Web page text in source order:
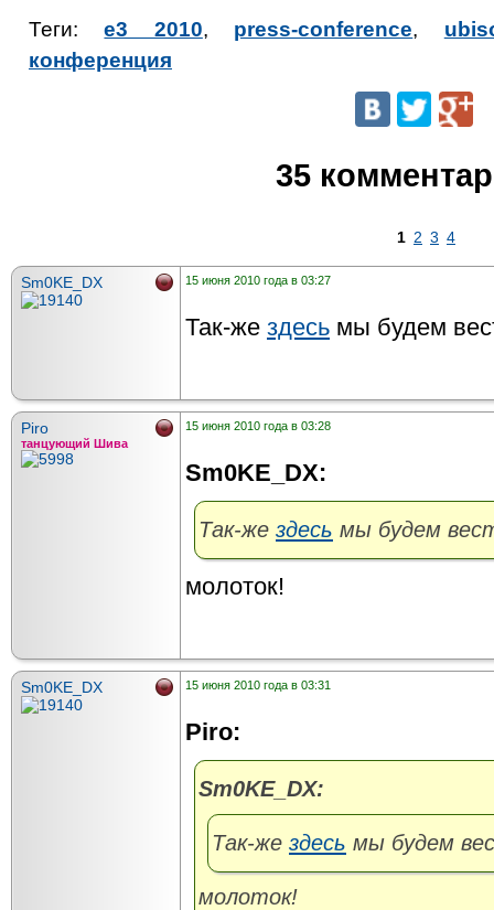
Теги:e3 2010, press-conference,
конференция
35
1 2 3 4
Sm0KE_DX 15 июня 2010 года в 03:27
Так-же здесь мы будем
Piro
танцующий Шива
15 июня 2010 года в 03:28
Sm0KE_DX:
Так-же здесь мы будем
молоток!
Sm0KE_DX 15 июня 2010 года в 03:31
Piro:
Sm0KE_DX:
Так-же здесь мы будем
молоток!